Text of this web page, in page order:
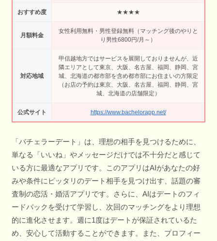
おすすめ度 ★★★★
月額料金
女性利用無料・男性登録無料（マッチング後のやりと
り男性6800円/月～）
対応地域
甲信越地方ではサービスを展開しておりませんが、近
隣エリアとして東京、大阪、名古屋、福岡、静岡、宮
城、北海道の都市部を含め都市部にお住まいの方限定
（お店の予約は東京、大阪、名古屋、福岡、静岡、宮
城、北海道の店舗限定）
公式サイト https://www.bachelorapp.net/
「バチェラーデート」は、理想の相手を見つけるために、
単なる「いいね」やメッセージだけでは不十分だと感じて
いる方に最適なアプリです。このアプリはAIがあなたの好
みや条件にピッタリのデート相手を見つけ出す、話題の審
査制の恋活・婚活アプリです。さらに、AIはデートのフィ
ードバックを受けて学習し、次回のマッチングをより理想
的に進化させます。週に1度はデートが保証されているた
め、安心して活動することができます。また、プロフィー